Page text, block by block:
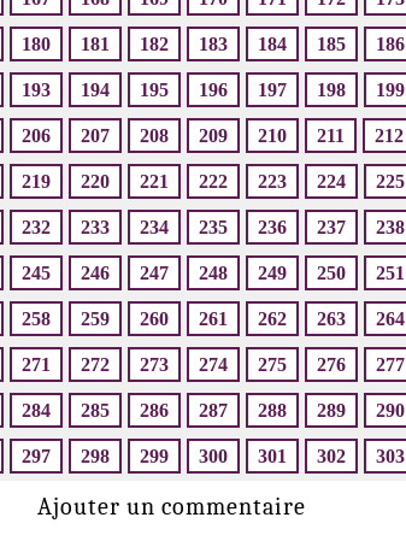
180 181 182 183 184 185 186
193 194 195 196 197 198 199
206 207 208 209 210 211 212
219 220 221 222 223 224 225
232 233 234 235 236 237 238
245 246 247 248 249 250 251
258 259 260 261 262 263 264
271 272 273 274 275 276 277
284 285 286 287 288 289 290
297 298 299 300 301 302 303
Ajouter un commentaire